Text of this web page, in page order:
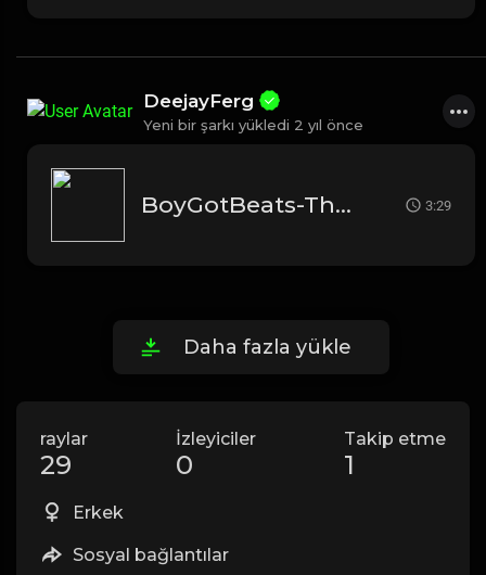
DeejayFerg
Yeni bir şarkı yükledi 2 yıl önce
BoyGotBeats-The Ship Has Sailed 3:29
Daha fazla yükle
raylar
29
İzleyiciler
0
Takip etme
1
Erkek
Sosyal bağlantılar